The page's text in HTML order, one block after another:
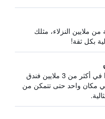
ملايين النزلاء، مثلك
بكل ثقة!
يبحث HotelsCombined في أكثر من 3 ملايين فندق
مكان واحد حتى تتمكن من